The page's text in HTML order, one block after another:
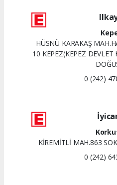
HÜSNÜ KARAKAŞ
10 KEPEZ(KEPEZ
0 (242)
KİREMİTLİ MAH.863
0 (242)